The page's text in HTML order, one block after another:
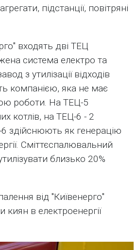
підстанції, повітряні
входять дві ТЕЦ
система електро та
з утилізації відходів
компанією, яка не має
роботи. На ТЕЦ-5
котлів, на ТЕЦ-6 - 2
6 здійснюють як генерацію
Сміттєспалювальний
близько 20%
від "Київенерго"
в електроенергії